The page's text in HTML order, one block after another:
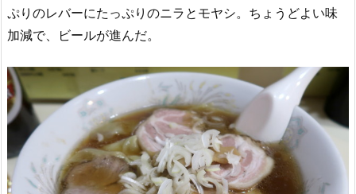
ぷりのレバーにたっぷりのニラとモヤシ。ちょうどよい味
加減で、ビールが進んだ。